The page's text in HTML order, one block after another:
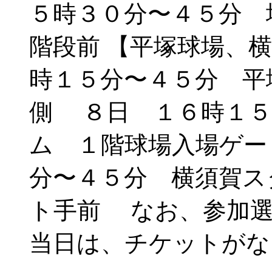
５時３０分〜４５分
階段前 【平塚球場
時１５分〜４５分
側 ８日 １６時１５
ム １階球場入場ゲ
分〜４５分 横須賀
ト手前 なお、参加
当日は、チケットが